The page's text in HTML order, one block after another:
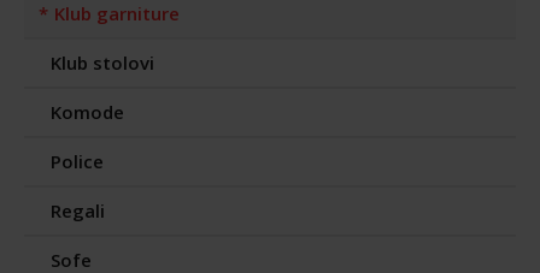
Klub garniture
Klub stolovi
Komode
Police
Regali
Sofe